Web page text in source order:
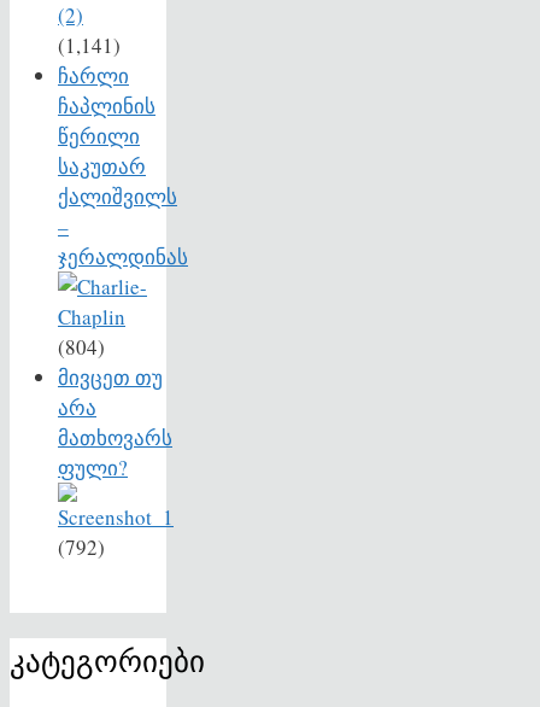
(1,141)
ჩარლი
ჩაპლინის
წერილი
საკუთარ
ქალიშვილს
–
ჯერალდინას
(804)
მივცეთ თუ
არა
მათხოვარს
ფული?
(792)
კატეგორიები